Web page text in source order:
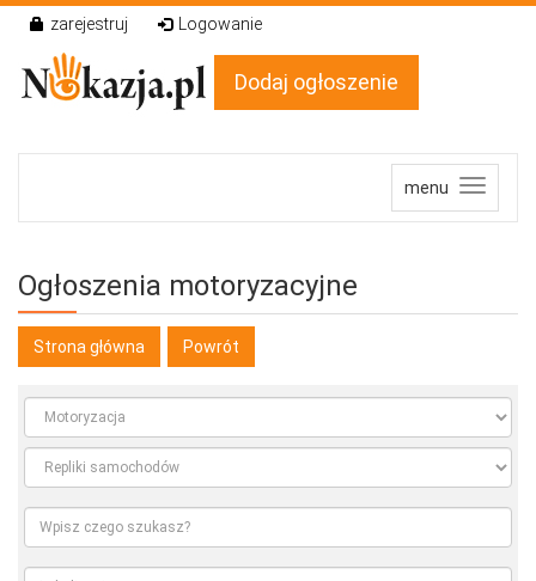
zarejestruj Logowanie
Dodaj ogłoszenie
menu
Ogłoszenia motoryzacyjne
Strona główna Powrót